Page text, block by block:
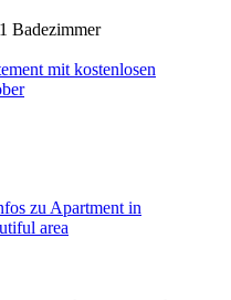
Badezimmer
mit kostenlosen
zu Apartment in
area